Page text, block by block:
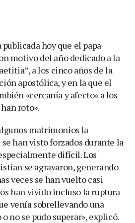
hoy que el papa
motivo del año dedicado a la
a los cinco años de la
apostólica, y en la que el
«cercanía y afecto» a los
roto».
matrimonios la
han visto forzados durante la
difícil. Los
se agravaron, generando
veces se han vuelto casi
han vivido incluso la ruptura
venía sobrellevando una
no se pudo superar», explicó.